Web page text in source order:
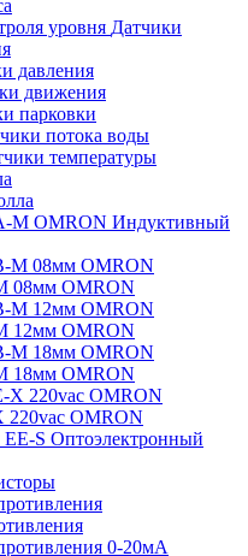
Датчики
давления
движения
парковки
потока воды
температуры
Индуктивный
08мм OMRON
12мм OMRON
18мм OMRON
220vac OMRON
Оптоэлектронный